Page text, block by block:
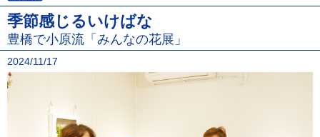
季節感じるいけばな
豊橋で小原流「みんなの花展」
2024/11/17